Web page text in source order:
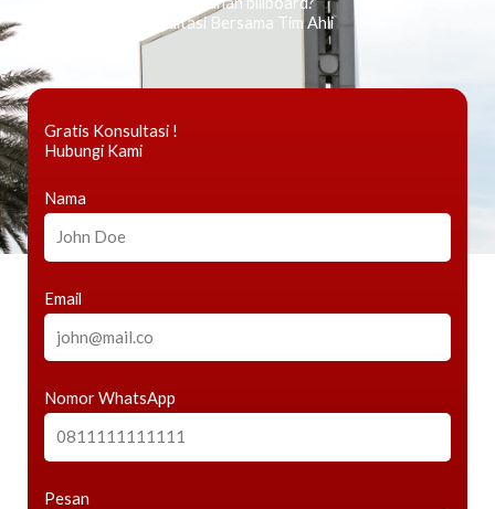
Kami Berikan Konsultasi Bersama Tim Ahli
Gratis Konsultasi !
Hubungi Kami
Nama
Email
Nomor WhatsApp
Pesan